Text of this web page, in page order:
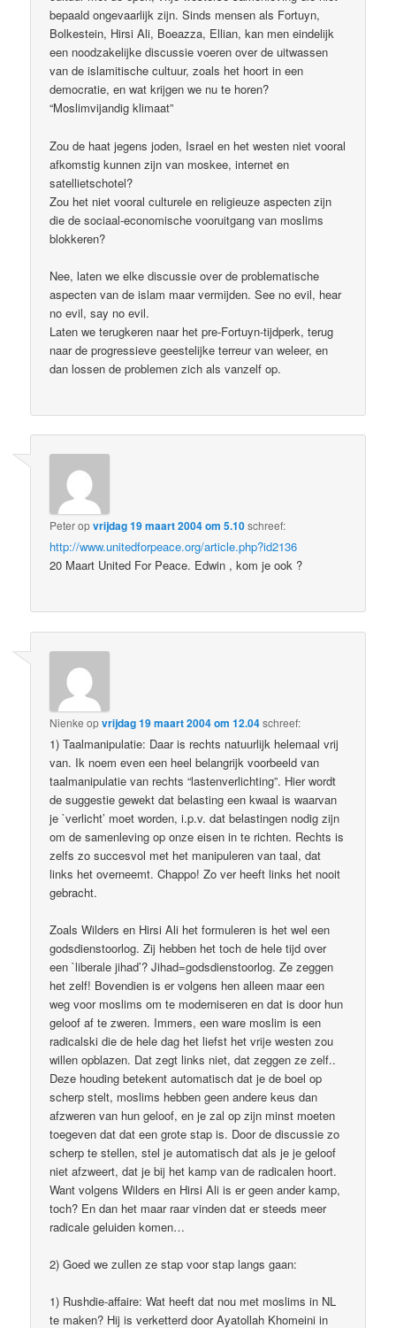
bepaald ongevaarlijk zijn. Sinds mensen als Fortuyn,
Bolkestein, Hirsi Ali, Boeazza, Ellian, kan men eindelijk
een noodzakelijke discussie voeren over de uitwassen
van de islamitische cultuur, zoals het hoort in een
democratie, en wat krijgen we nu te horen?
“Moslimvijandig klimaat”
Zou de haat jegens joden, Israel en het westen niet vooral
afkomstig kunnen zijn van moskee, internet en
satellietschotel?
Zou het niet vooral culturele en religieuze aspecten zijn
die de sociaal-economische vooruitgang van moslims
blokkeren?
Nee, laten we elke discussie over de problematische
aspecten van de islam maar vermijden. See no evil, hear
no evil, say no evil.
Laten we terugkeren naar het pre-Fortuyn-tijdperk, terug
naar de progressieve geestelijke terreur van weleer, en
dan lossen de problemen zich als vanzelf op.
Peteropvrijdag 19 maart 2004 om 5.10schreef:
http://www.unitedforpeace.org/article.php?id2136
20 Maart United For Peace. Edwin , kom je ook ?
Nienke opvrijdag 19 maart 2004 om 12.04schreef:
1) Taalmanipulatie: Daar is rechts natuurlijk helemaal vrij
van. Ik noem even een heel belangrijk voorbeeld van
taalmanipulatie van rechts “lastenverlichting”. Hier wordt
de suggestie gewekt dat belasting een kwaal is waarvan
je `verlicht’ moet worden, i.p.v. dat belastingen nodig zijn
om de samenleving op onze eisen in te richten. Rechts is
zelfs zo succesvol met het manipuleren van taal, dat
links het overneemt. Chappo! Zo ver heeft links het nooit
gebracht.
Zoals Wilders en Hirsi Ali het formuleren is het wel een
godsdienstoorlog. Zij hebben het toch de hele tijd over
een `liberale jihad’? Jihad=godsdienstoorlog. Ze zeggen
het zelf! Bovendien is er volgens hen alleen maar een
weg voor moslims om te moderniseren en dat is door hun
geloof af te zweren. Immers, een ware moslim is een
radicalski die de hele dag het liefst het vrije westen zou
willen opblazen. Dat zegt links niet, dat zeggen ze zelf..
Deze houding betekent automatisch dat je de boel op
scherp stelt, moslims hebben geen andere keus dan
afzweren van hun geloof, en je zal op zijn minst moeten
toegeven dat dat een grote stap is. Door de discussie zo
scherp te stellen, stel je automatisch dat als je je geloof
niet afzweert, dat je bij het kamp van de radicalen hoort.
Want volgens Wilders en Hirsi Ali is er geen ander kamp,
toch? En dan het maar raar vinden dat er steeds meer
radicale geluiden komen…
2) Goed we zullen ze stap voor stap langs gaan:
1) Rushdie-affaire: Wat heeft dat nou met moslims in NL
te maken? Hij is verketterd door Ayatollah Khomeini in